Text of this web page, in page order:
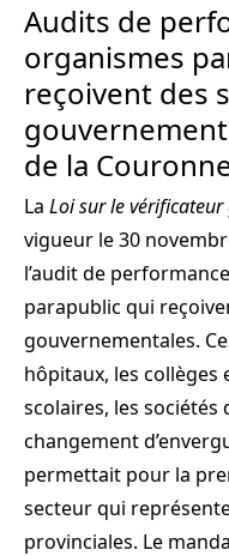
Audits de
organismes
reçoivent des
de la
La Loi sur le vérificateur
vigueur le 30
l’audit de
parapublic qui
gouvernementales.
hôpitaux, les collèges
scolaires, les sociétés
changement
permettait pour la
secteur qui
provinciales. Le